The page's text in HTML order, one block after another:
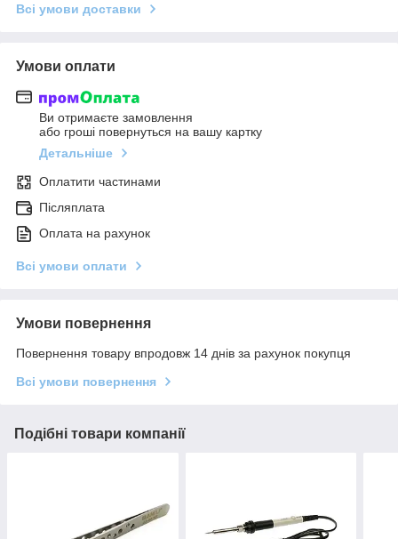
Всі умови доставки
Умови оплати
Ви отримаєте замовлення
або гроші повернуться на вашу картку
Детальніше
Оплатити частинами
Післяплата
Оплата на рахунок
Всі умови оплати
Умови повернення
Повернення товару впродовж 14 днів за рахунок покупця
Всі умови повернення
Подібні товари компанії